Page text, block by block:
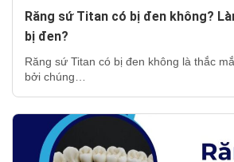
Răng sứ Titan có bị đen không?
bị đen?
Răng sứ Titan có bị đen không là thắc
bởi chúng…